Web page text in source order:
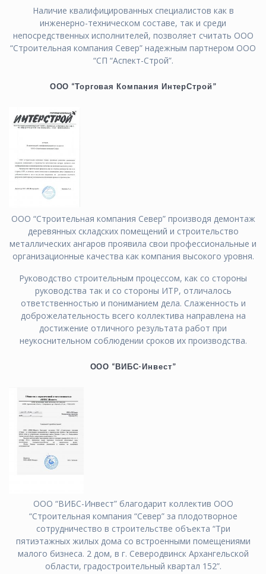
Наличие квалифицированных специалистов как в
инженерно-техническом составе, так и среди
непосредственных исполнителей, позволяет считать ООО
“Строительная компания Север” надежным партнером ООО
“СП “Аспект-Строй”.
ООО “Торговая Компания ИнтерСтрой”
ООО “Строительная компания Север” производя демонтаж
деревянных складских помещений и строительство
металлических ангаров проявила свои профессиональные и
организационные качества как компания высокого уровня.
Руководство строительным процессом, как со стороны
руководства так и со стороны ИТР, отличалось
ответственностью и пониманием дела. Слаженность и
доброжелательность всего коллектива направлена на
достижение отличного результата работ при
неукоснительном соблюдении сроков их производства.
ООО “ВИБС-Инвест”
ООО “ВИБС-Инвест” благодарит коллектив ООО
“Строительная компания “Север” за плодотворное
сотрудничество в строительстве объекта “Три
пятиэтажных жилых дома со встроенными помещениями
малого бизнеса. 2 дом, в г. Северодвинск Архангельской
области, градостроительный квартал 152”.